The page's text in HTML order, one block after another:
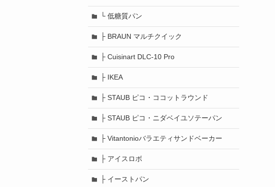
└ 低糖質パン
├ BRAUN マルチクイック
├ Cuisinart DLC-10 Pro
├ IKEA
├ STAUB ピコ・ココットラウンド
├ STAUB ピコ・ニダベイユソテーパン
├ Vitantonioバラエティサンドベーカー
├ アイスロボ
├ イーストパン